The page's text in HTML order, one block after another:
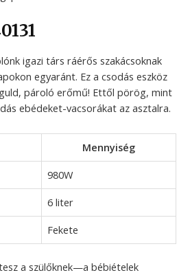
igazi társ ráérős szakácsoknak
egyaránt. Ez a csodás eszköz
pároló erőmű! Ettől pörög, mint
ebédeket-vacsorákat az asztalra.
Mennyiség
980W
6 liter
Fekete
a szülőknek—a bébiételek